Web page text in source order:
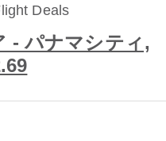
Deals
- パナマシティ,